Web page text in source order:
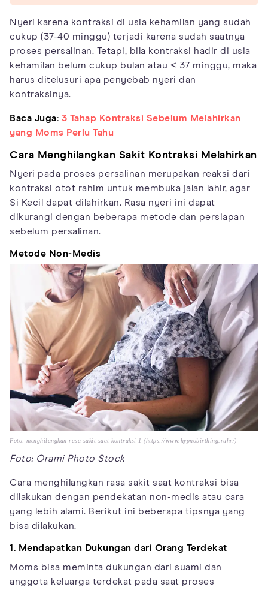
Nyeri karena kontraksi di usia kehamilan yang sudah
cukup (37-40 minggu) terjadi karena sudah saatnya
proses persalinan. Tetapi, bila kontraksi hadir di usia
kehamilan belum cukup bulan atau < 37 minggu, maka
harus ditelusuri apa penyebab nyeri dan
kontraksinya.
Baca Juga: 3 Tahap Kontraksi Sebelum Melahirkan
yang Moms Perlu Tahu
Cara Menghilangkan Sakit Kontraksi Melahirkan
Nyeri pada proses persalinan merupakan reaksi dari
kontraksi otot rahim untuk membuka jalan lahir, agar
Si Kecil dapat dilahirkan. Rasa nyeri ini dapat
dikurangi dengan beberapa metode dan persiapan
sebelum persalinan.
Metode Non-Medis
Foto: menghilangkan rasa sakit saat kontraksi-1 (https://www.hypnobirthing.ruhr/)
Foto: Orami Photo Stock
Cara menghilangkan rasa sakit saat kontraksi bisa
dilakukan dengan pendekatan non-medis atau cara
yang lebih alami. Berikut ini beberapa tipsnya yang
bisa dilakukan.
1. Mendapatkan Dukungan dari Orang Terdekat
Moms bisa meminta dukungan dari suami dan
anggota keluarga terdekat pada saat proses